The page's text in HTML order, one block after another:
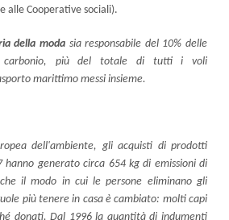
alle Cooperative sociali).
della moda sia responsabile del 10% delle
carbonio, più del totale di tutti i voli
marittimo messi insieme.
dell'ambiente, gli acquisti di prodotti
hanno generato circa 654 kg di emissioni di
il modo in cui le persone eliminano gli
più tenere in casa è cambiato: molti capi
donati. Dal 1996 la quantità di indumenti